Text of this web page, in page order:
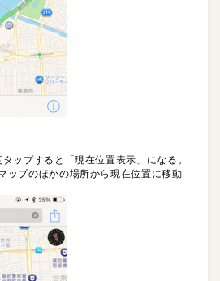
ップすると「現在位置表示」になる。
ップのほかの場所から現在位置に移動